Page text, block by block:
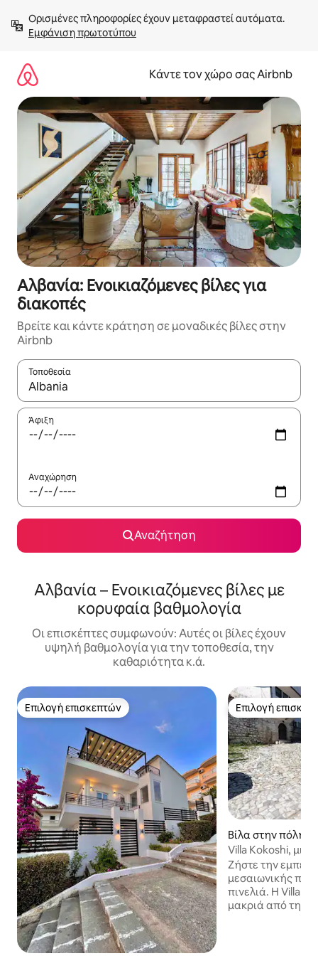
στο
περιεχόμενοΕμφάνιση πρωτοτύπου
Κάντε τον χώρο σας Airbnb
Αλβανία: Ενοικιαζόμενες βίλες για
διακοπές
Βρείτε και κάντε κράτηση σε μοναδικές βίλες στην
Airbnb
Τοποθεσία
Όταν τα αποτελέσματα είναι διαθέσιμα, μπορείτε να
Άφιξη
Αναχώρηση
Αναζήτηση
Αλβανία – Ενοικιαζόμενες βίλες με
κορυφαία βαθμολογία
Οι επισκέπτες συμφωνούν: Αυτές οι βίλες έχουν
υψηλή βαθμολογία για την τοποθεσία, την
καθαριότητα κ.ά.
Επιλογή επισκεπτών
Επιλογή επισκεπτών Επιλογή
Επιλογή
Βίλα στην πόλη
Villa Kokoshi, μια
Ζήστε την
μεσαιωνικής
πινελιά. Η Villa
μακριά από την